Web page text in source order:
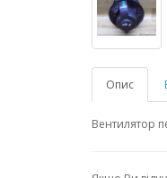
Опис
Вентилятор